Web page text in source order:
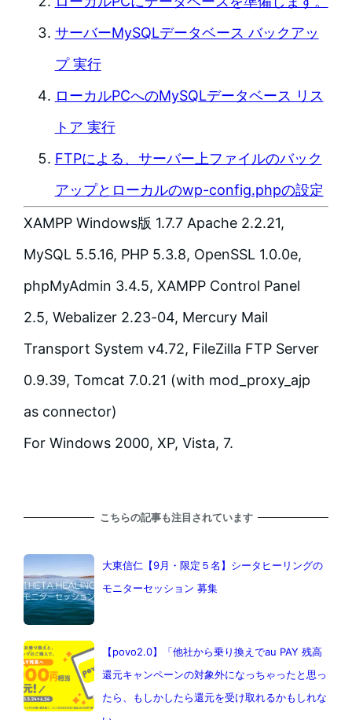
サーバーMySQLデータベース バックアッ
プ 実行
ローカルPCへのMySQLデータベース リス
トア 実行
FTPによる、サーバー上ファイルのバック
アップとローカルのwp-config.phpの設定
XAMPP Windows版 1.7.7 Apache 2.2.21,
MySQL 5.5.16, PHP 5.3.8, OpenSSL 1.0.0e,
phpMyAdmin 3.4.5, XAMPP Control Panel
2.5, Webalizer 2.23-04, Mercury Mail
Transport System v4.72, FileZilla FTP Server
0.9.39, Tomcat 7.0.21 (with mod_proxy_ajp
as connector)
For Windows 2000, XP, Vista, 7.
こちらの記事も注目されています
大東信仁【9月・限定５名】シータヒーリングの
モニターセッション 募集
【povo2.0】「他社から乗り換えでau PAY 残高
還元キャンペーンの対象外になっちゃったと思っ
たら、もしかしたら還元を受け取れるかもしれな